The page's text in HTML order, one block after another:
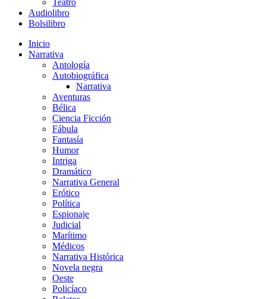
Teatro
Audiolibro
Bolsilibro
Inicio
Narrativa
Antología
Autobiográfica
Narrativa
Aventuras
Bélica
Ciencia Ficción
Fábula
Fantasía
Humor
Intriga
Dramático
Narrativa General
Erótico
Política
Espionaje
Judicial
Marítimo
Médicos
Narrativa Histórica
Novela negra
Oeste
Policíaco